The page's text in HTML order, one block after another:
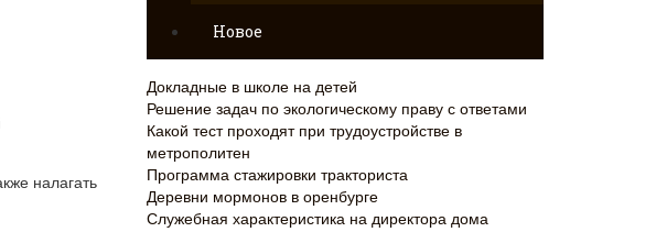
налагать
Новое
Докладные в школе на детей
Решение задач по экологическому праву с ответами
Какой тест проходят при трудоустройстве в
метрополитен
Программа стажировки тракториста
Деревни мормонов в оренбурге
Служебная характеристика на директора дома